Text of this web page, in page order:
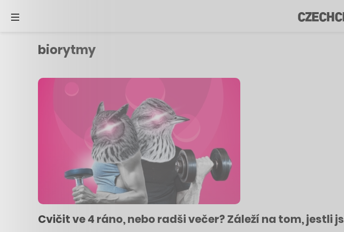
biorytmy
Cvičit ve 4 ráno, nebo radši večer? Záleží na tom, jestli